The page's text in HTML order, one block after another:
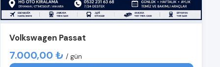
Volkswagen Passat
7.000,00 ₺ / gün